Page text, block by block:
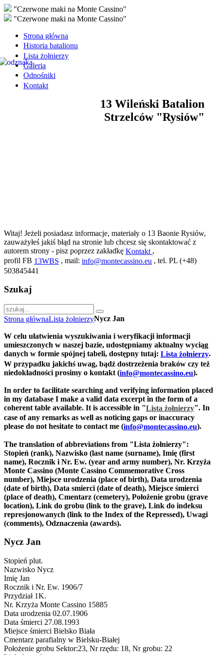
"Czerwone maki na Monte Cassino"
"Czerwone maki na Monte Cassino"
Strona główna
Historia batalionu
Lista żołnierzy
Galeria
Odnośniki
Kontakt
13 Wileński Batalion
Strzelców "Rysiów"
Witaj! Jeżeli posiadasz informacje, materiały o 13 Baonie Rysiów,
zauważyłeś jakiś błąd na stronie lub chcesz się skontaktować z
autorem strony - pisz poprzez zakładkę Kontakt ,
profil FB 13WBS , mail: info@montecassino.eu , tel. PL (+48)
503845441
Szukaj
Strona głównaLista żołnierzyNycz Jan
W celu ułatwienia wyszukiwania i weryfikacji informacji
umieszczonych w naszej bazie, udostępniamy aktualny wyciąg
danych w formie spójnej tabeli, dostępny tutaj: Lista żołnierzy.
W przypadku jakichś uwag, bądź dostrzeżenia braków czy też
niedokładności prosimy o kontakt (info@montecassino.eu).
In order to facilitate searching and verifying information placed
in my database I make a valid data excerpt in the form of a
coherent table available. It is accessible in "Lista żołnierzy". In
case of any remarks as well as noticing gaps or inaccuracy
please do not hesitate to contact me (info@montecassino.eu).
The translation of abbreviations from "Lista żołnierzy":
Stopień (rank), Nazwisko (last name (surname), Imię (first
name), Rocznik i Nr. Ew. (year and army number), Nr. Krzyża
Monte Cassino (Monte Cassino Commemorative Cross
number), Miejsce urodzenia (place of birth), Data urodzenia
(date of birth), Data smierci (date of death), Miejsce śmierci
(place of death), Cmentarz (cemetery), Położenie grobu (grave
location), Link do grobu (link to the grave), Link do indeksu
represjonowanych (link to the Index of the Repressed), Uwagi
(comments), Odznaczenia (awards).
Nycz Jan
Stopień plut.
Nazwisko Nycz
Imię Jan
Rocznik i Nr. Ew. 1906/7
Przydział 1K.
Nr. Krzyża Monte Cassino 15885
Data urodzenia 02.07.1906
Data śmierci 27.08.1993
Miejsce śmierci Bielsko Biała
Cmentarz parafialny w Bielsku-Białej
Położenie grobu Sektor:23, Nr rzędu: 18, Nr grobu: 22